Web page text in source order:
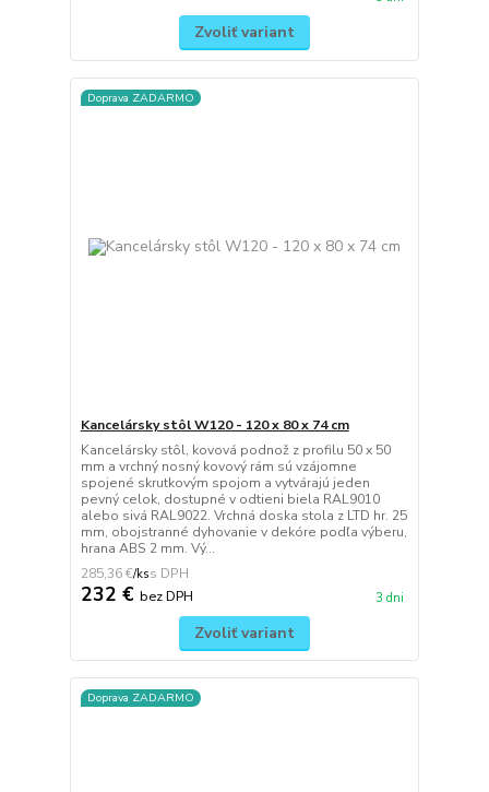
Zvoliť variant
Doprava ZADARMO
Kancelársky stôl W120 - 120 x 80 x 74 cm
Kancelársky stôl, kovová podnož z profilu 50 x 50
mm a vrchný nosný kovový rám sú vzájomne
spojené skrutkovým spojom a vytvárajú jeden
pevný celok, dostupné v odtieni biela RAL9010
alebo sivá RAL9022. Vrchná doska stola z LTD hr. 25
mm, obojstranné dyhovanie v dekóre podľa výberu,
hrana ABS 2 mm. Vý...
285,36 €/ks
232 € bez DPH 3 dni
Zvoliť variant
Doprava ZADARMO